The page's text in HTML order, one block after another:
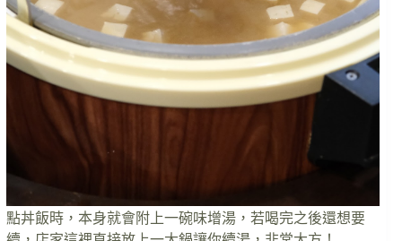
點丼飯時，本身就會附上一碗味增湯，若喝完之後還想要